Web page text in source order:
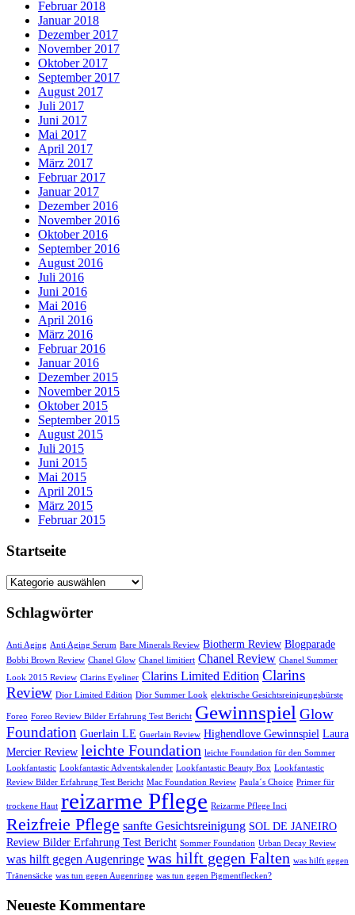
Februar 2018
Januar 2018
Dezember 2017
November 2017
Oktober 2017
September 2017
August 2017
Juli 2017
Juni 2017
Mai 2017
April 2017
März 2017
Februar 2017
Januar 2017
Dezember 2016
November 2016
Oktober 2016
September 2016
August 2016
Juli 2016
Juni 2016
Mai 2016
April 2016
März 2016
Februar 2016
Januar 2016
Dezember 2015
November 2015
Oktober 2015
September 2015
August 2015
Juli 2015
Juni 2015
Mai 2015
April 2015
März 2015
Februar 2015
Startseite
Startseite
Schlagwörter
Anti Aging Anti Aging Serum Bare Minerals Review Biotherm Review Blogparade
Bobbi Brown Review Chanel Glow Chanel limitiert Chanel Review Chanel Summer
Look 2015 Review Clarins Eyeliner Clarins Limited Edition Clarins
Review Dior Limited Edition Dior Summer Look elektrische Gesichtsreinigungsbürste
Foreo Foreo Review Bilder Erfahrung Test Bericht Gewinnspiel Glow
Foundation Guerlain LE Guerlain Review Highendlove Gewinnspiel Laura
Mercier Review leichte Foundation leichte Foundation für den Sommer
Lookfantastic Lookfantastic Adventskalender Lookfantastic Beauty Box Lookfantastic
Review Bilder Erfahrung Test Bericht Mac Foundation Review Paula´s Choice Primer für
trockene Haut reizarme Pflege Reizarme Pflege Inci
Reizfreie Pflege sanfte Gesichtsreinigung SOL DE JANEIRO
Review Bilder Erfahrung Test Bericht Sommer Foundation Urban Decay Review
was hilft gegen Augenringe was hilft gegen Falten was hilft gegen
Tränensäcke was tun gegen Augenringe was tun gegen Pigmentflecken?
Neueste Kommentare